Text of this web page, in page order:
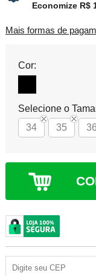
Economize R$
Mais formas de
Cor:
Selecione o
34
35 36